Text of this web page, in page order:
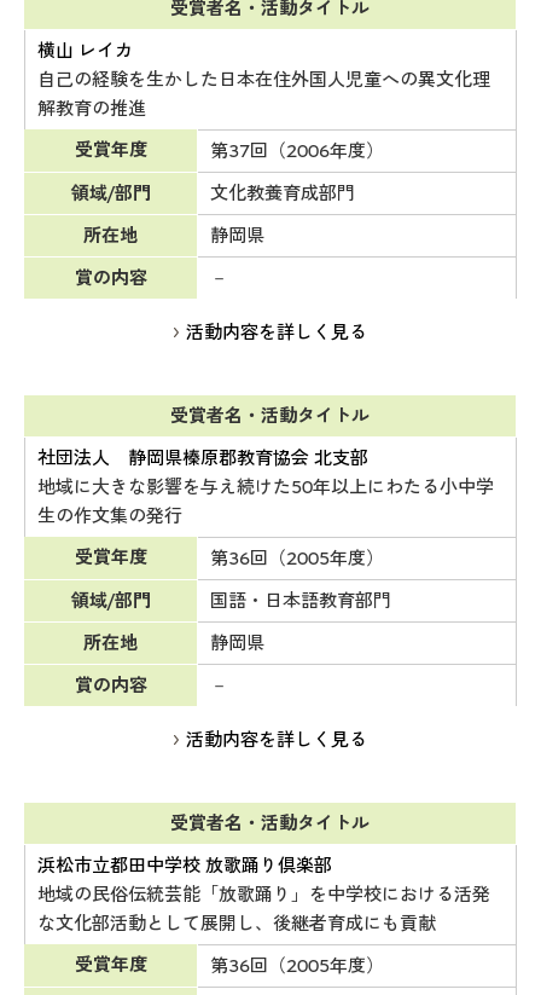
受賞者名・活動タイトル
横山 レイカ
自己の経験を生かした日本在住外国人児童への異文化理
解教育の推進
受賞年度
第37回（2006年度）
領域/部門
文化教養育成部門
所在地
静岡県
賞の内容
－
活動内容を詳しく見る
受賞者名・活動タイトル
社団法人 静岡県榛原郡教育協会 北支部
地域に大きな影響を与え続けた50年以上にわたる小中学
生の作文集の発行
受賞年度
第36回（2005年度）
領域/部門
国語・日本語教育部門
所在地
静岡県
賞の内容
－
活動内容を詳しく見る
受賞者名・活動タイトル
浜松市立都田中学校 放歌踊り倶楽部
地域の民俗伝統芸能「放歌踊り」を中学校における活発
な文化部活動として展開し、後継者育成にも貢献
受賞年度
第36回（2005年度）